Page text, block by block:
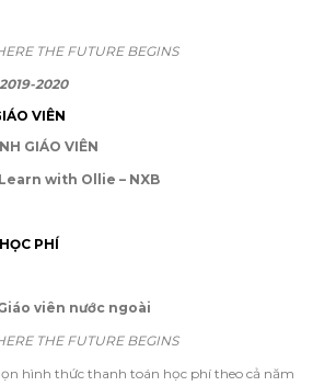
THE FUTURE BEGINS
2020
VIÊN
GIÁO VIÊN
with Ollie – NXB
PHÍ
viên nước ngoài
THE FUTURE BEGINS
hình thức thanh toán học phí theo cả năm